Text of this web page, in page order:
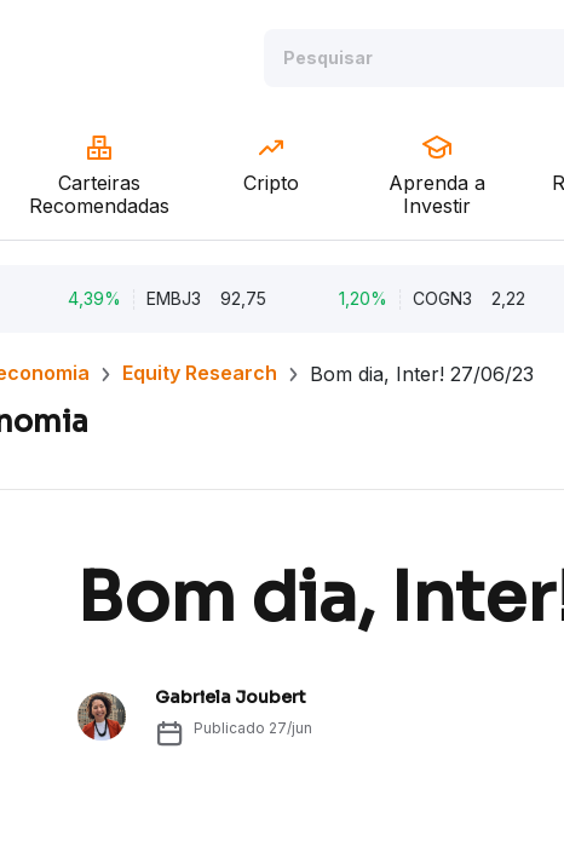
Carteiras
Recomendadas
Cripto
Aprenda a
Investir
4,39% EMBJ3 92,75 1,20% COGN3 2,22
Equity Research Bom dia, Inter! 27/06/23
Bom dia,
Gabriela Joubert
Publicado 27/jun